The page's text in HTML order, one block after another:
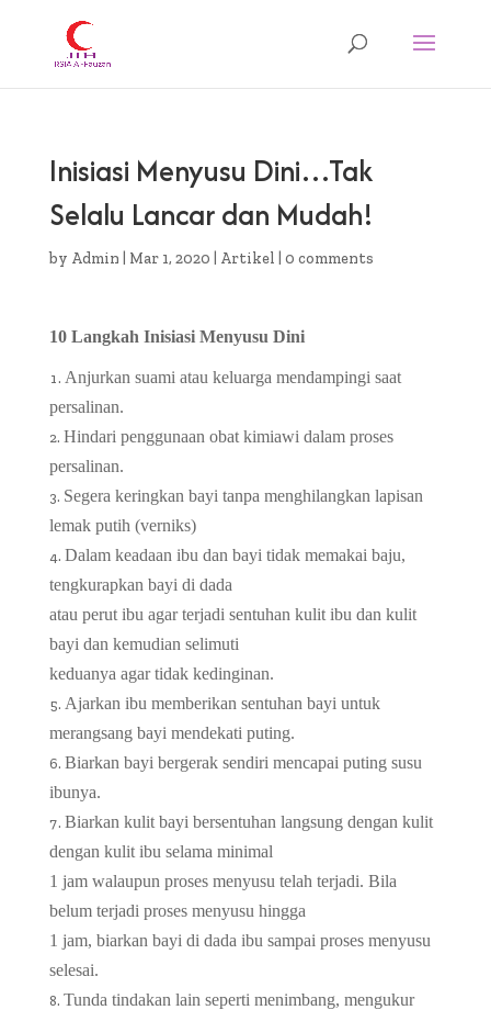
Inisiasi Menyusu Dini…Tak
Selalu Lancar dan Mudah!
by Admin Mar 1, 2020 Artikel 0 comments
10 Langkah Inisiasi Menyusu Dini
Anjurkan suami atau keluarga mendampingi saat
persalinan.
Hindari penggunaan obat kimiawi dalam proses
persalinan.
Segera keringkan bayi tanpa menghilangkan lapisan
lemak putih (verniks)
Dalam keadaan ibu dan bayi tidak memakai baju,
tengkurapkan bayi di dada
atau perut ibu agar terjadi sentuhan kulit ibu dan kulit
bayi dan kemudian selimuti
keduanya agar tidak kedinginan.
Ajarkan ibu memberikan sentuhan bayi untuk
merangsang bayi mendekati puting.
Biarkan bayi bergerak sendiri mencapai puting susu
ibunya.
Biarkan kulit bayi bersentuhan langsung dengan kulit
dengan kulit ibu selama minimal
1 jam walaupun proses menyusu telah terjadi. Bila
belum terjadi proses menyusu hingga
1 jam, biarkan bayi di dada ibu sampai proses menyusu
selesai.
Tunda tindakan lain seperti menimbang, mengukur